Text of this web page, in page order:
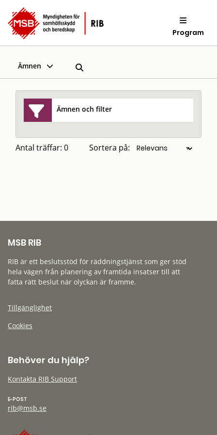
Program
Ämnen
Ämnen och filter
Antal träffar: 0 Sortera på:
MSB RIB
RIB är ett beslutsstöd för räddningstjänst som ger stöd
hela vägen från planering av framtida insatser till att
fatta rätt beslut när olyckan är framme.
Tillgänglighet
Cookies
Behöver du hjälp?
Kontakta RIB Support
E-POST
rib@msb.se